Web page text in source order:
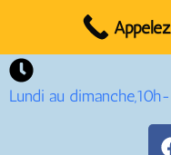
Réservez votre rendez-
Lundi au